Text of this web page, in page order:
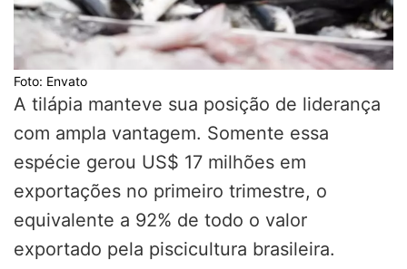
Foto: Envato
A tilápia manteve sua posição de liderança
com ampla vantagem. Somente essa
espécie gerou US$ 17 milhões em
exportações no primeiro trimestre, o
equivalente a 92% de todo o valor
exportado pela piscicultura brasileira.